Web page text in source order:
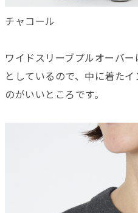
チャコール
ワイドスリーブプルオーバ
としているので、中に着た
のがいいところです。